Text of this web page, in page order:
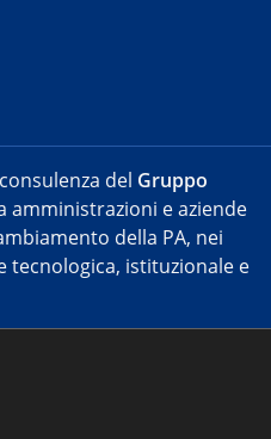
del Gruppo
amministrazioni e aziende
della PA, nei
tecnologica, istituzionale e